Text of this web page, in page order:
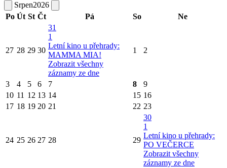
Srpen2026
Po Út St Čt Pá So Ne
27 28 29 30
31
1
Letní kino u přehrady:
MAMMA MIA!
Zobrazit všechny
záznamy ze dne
1 2
3 4 5 6 7 8
9
10 11 12 13 14 15 16
17 18 19 20 21 22 23
24 25 26 27 28 29
30
1
Letní kino u přehrady:
PO VEČERCE
Zobrazit všechny
záznamy ze dne